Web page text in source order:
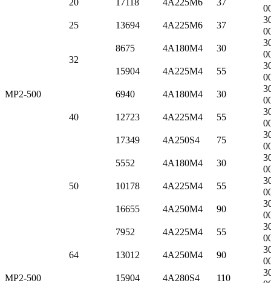
МР2-500
25
13694 4А225M6 37
32
8675 4А180M4 30
15904
4А225M4 55
40
6940 4А180M4 30
12723
4А225M4 55
17349
4А250S4 75
50
5552 4А180M4 30
10178
4А225M4 55
16655
4А250M4 90
МР2-500
64
7952 4А225M4 55
13012
4А250M4 90
15904
4А280S4 110